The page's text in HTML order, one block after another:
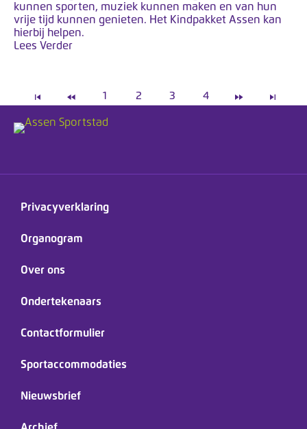
kunnen sporten, muziek kunnen maken en van hun
vrije tijd kunnen genieten. Het Kindpakket Assen kan
hierbij helpen.
Lees Verder
1 2 3 4
Privacyverklaring
Organogram
Over ons
Ondertekenaars
Contactformulier
Sportaccommodaties
Nieuwsbrief